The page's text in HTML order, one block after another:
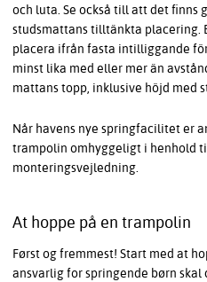
och luta. Se också till att det finns
studsmattans tilltänkta placering.
placera ifrån fasta intilliggande
minst lika med eller mer än
mattans topp, inklusive höjd med
Når havens nye springfacilitet er
trampolin omhyggeligt i henhold
monteringsvejledning.
At hoppe på en trampolin
Først og fremmest! Start med at
ansvarlig for springende børn skal